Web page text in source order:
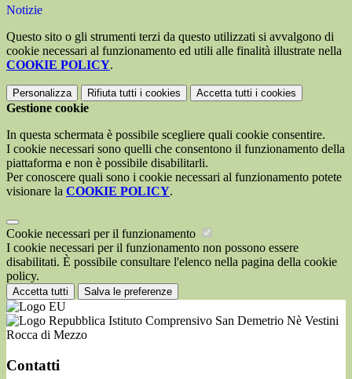
Notizie
Questo sito o gli strumenti terzi da questo utilizzati si avvalgono di
cookie necessari al funzionamento ed utili alle finalità illustrate nella
COOKIE POLICY.
Personalizza Rifiuta tutti i cookies Accetta tutti i cookies
Gestione cookie
In questa schermata è possibile scegliere quali cookie consentire.
I cookie necessari sono quelli che consentono il funzionamento della
piattaforma e non è possibile disabilitarli.
Per conoscere quali sono i cookie necessari al funzionamento potete
visionare la COOKIE POLICY.
Cookie necessari per il funzionamento
I cookie necessari per il funzionamento non possono essere
disabilitati. È possibile consultare l'elenco nella pagina della cookie
policy.
Accetta tutti Salva le preferenze
Istituto Comprensivo San Demetrio Nè Vestini
Rocca di Mezzo
Contatti